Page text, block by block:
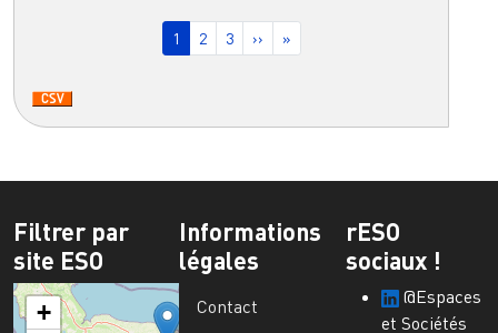
Page courante
1 Page
2 Page
3 Page suivante
›› Dernière page
»
Filtrer par
site ESO
+
Informations
légales
Contact
rESO
sociaux !
@Espaces
et Sociétés